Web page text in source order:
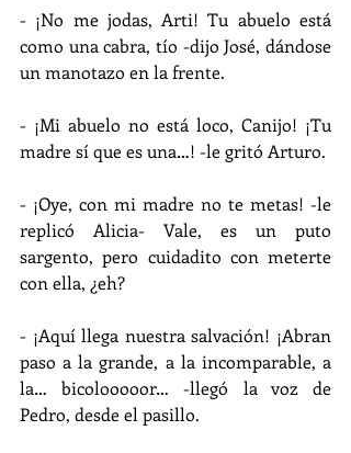
- ¡No me jodas, Arti! Tu abuelo está
como una cabra, tío -dijo José, dándose
un manotazo en la frente.
- ¡Mi abuelo no está loco, Canijo! ¡Tu
madre sí que es una…! -le gritó Arturo.
- ¡Oye, con mi madre no te metas! -le
replicó Alicia- Vale, es un puto
sargento, pero cuidadito con meterte
con ella, ¿eh?
- ¡Aquí llega nuestra salvación! ¡Abran
paso a la grande, a la incomparable, a
la… bicolooooor… -llegó la voz de
Pedro, desde el pasillo.